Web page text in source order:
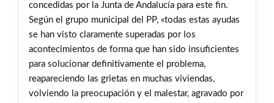
concedidas por la Junta de Andalucía para este fin.
Según el grupo municipal del PP, «todas estas ayudas
se han visto claramente superadas por los
acontecimientos de forma que han sido insuficientes
para solucionar definitivamente el problema,
reapareciendo las grietas en muchas viviendas,
volviendo la preocupación y el malestar, agravado por